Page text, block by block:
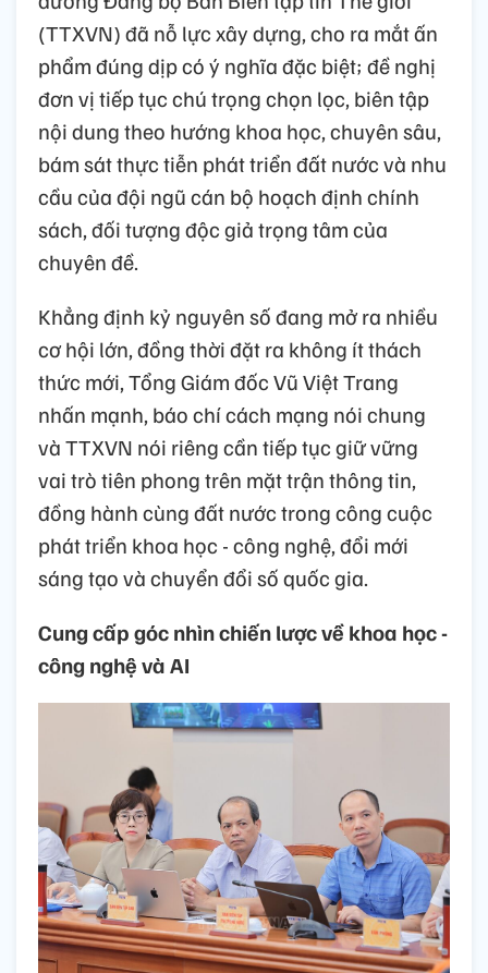
(TTXVN) đã nỗ lực xây dựng, cho ra mắt ấn
phẩm đúng dịp có ý nghĩa đặc biệt; đề nghị
đơn vị tiếp tục chú trọng chọn lọc, biên tập
nội dung theo hướng khoa học, chuyên sâu,
bám sát thực tiễn phát triển đất nước và nhu
cầu của đội ngũ cán bộ hoạch định chính
sách, đối tượng độc giả trọng tâm của
chuyên đề.
Khẳng định kỷ nguyên số đang mở ra nhiều
cơ hội lớn, đồng thời đặt ra không ít thách
thức mới, Tổng Giám đốc Vũ Việt Trang
nhấn mạnh, báo chí cách mạng nói chung
và TTXVN nói riêng cần tiếp tục giữ vững
vai trò tiên phong trên mặt trận thông tin,
đồng hành cùng đất nước trong công cuộc
phát triển khoa học - công nghệ, đổi mới
sáng tạo và chuyển đổi số quốc gia.
Cung cấp góc nhìn chiến lược về khoa học -
công nghệ và AI